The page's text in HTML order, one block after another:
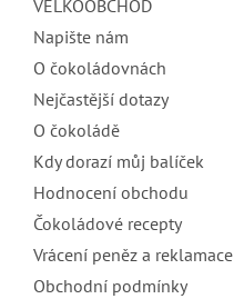
VELKOOBCHOD
Napište nám
O čokoládovnách
Nejčastější dotazy
O čokoládě
Kdy dorazí můj balíček
Hodnocení obchodu
Čokoládové recepty
Vrácení peněz a reklamace
Obchodní podmínky